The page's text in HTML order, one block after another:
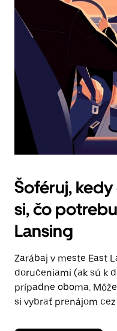
Šoféruj,
si, čo
Lansing
Zarábaj v meste East
doručeniami (ak sú k
prípadne oboma.
si vybrať prenájom